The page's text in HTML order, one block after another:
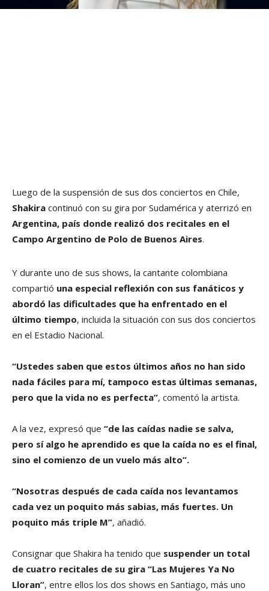
Luego de la suspensión de sus dos conciertos en Chile,
Shakira continuó con su gira por Sudamérica y aterrizó en
Argentina, país donde realizó dos recitales en el
Campo Argentino de Polo de Buenos Aires.
Y durante uno de sus shows, la cantante colombiana
compartió una especial reflexión con sus fanáticos y
abordó las dificultades que ha enfrentado en el
último tiempo, incluida la situación con sus dos conciertos
en el Estadio Nacional.
“Ustedes saben que estos últimos años no han sido
nada fáciles para mí, tampoco estas últimas semanas,
pero que la vida no es perfecta”, comentó la artista.
A la vez, expresó que “de las caídas nadie se salva,
pero sí algo he aprendido es que la caída no es el final,
sino el comienzo de un vuelo más alto”.
“Nosotras después de cada caída nos levantamos
cada vez un poquito más sabias, más fuertes. Un
poquito más triple M”, añadió.
Consignar que Shakira ha tenido que suspender un total
de cuatro recitales de su gira “Las Mujeres Ya No
Lloran”, entre ellos los dos shows en Santiago, más uno